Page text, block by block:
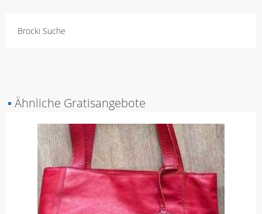
Brocki Suche
▪ Ähnliche Gratisangebote